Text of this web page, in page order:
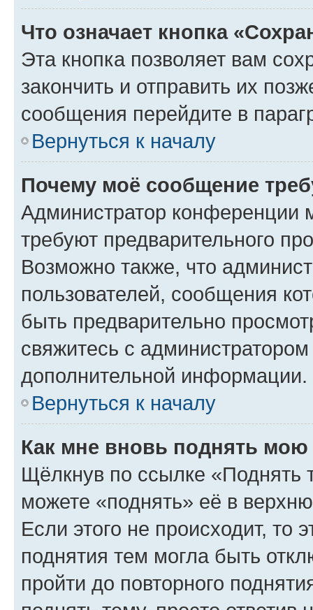
Что означает кнопка
Эта кнопка позволяет вам
закончить и отправить их
сообщения перейдите в
Вернуться к началу
Почему моё сообщение
Администратор конференции
требуют предварительного
Возможно также, что
пользователей, сообщения
быть предварительно
свяжитесь с
дополнительной информации.
Вернуться к началу
Как мне вновь поднять мою
Щёлкнув по ссылке «Поднять
можете «поднять» её в
Если этого не происходит, то
поднятия тем могла быть
пройти до повторного